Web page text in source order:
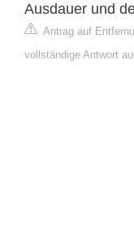
Ausdauer und
Antrag auf
vollständige Antwort